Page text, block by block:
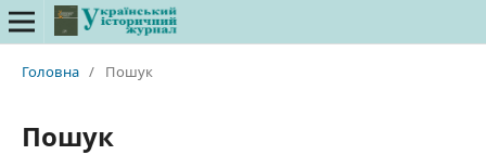
Головна / Пошук
Пошук